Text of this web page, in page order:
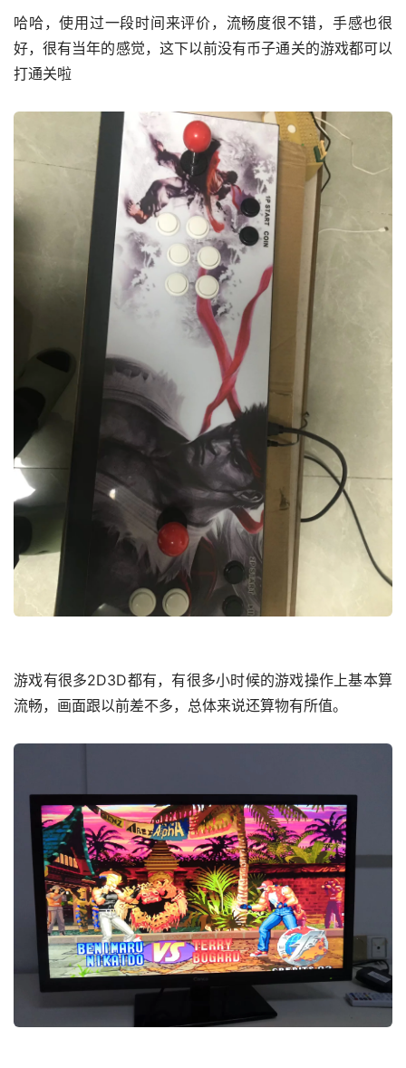
哈哈，使用过一段时间来评价，流畅度很不错，手感也很
好，很有当年的感觉，这下以前没有币子通关的游戏都可以
打通关啦
游戏有很多2D3D都有，有很多小时候的游戏操作上基本算
流畅，画面跟以前差不多，总体来说还算物有所值。